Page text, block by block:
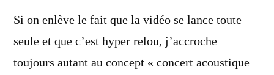
dit :
Si on enlève le fait que la vidéo se lance toute
seule et que c’est hyper relou, j’accroche
toujours autant au concept « concert acoustique